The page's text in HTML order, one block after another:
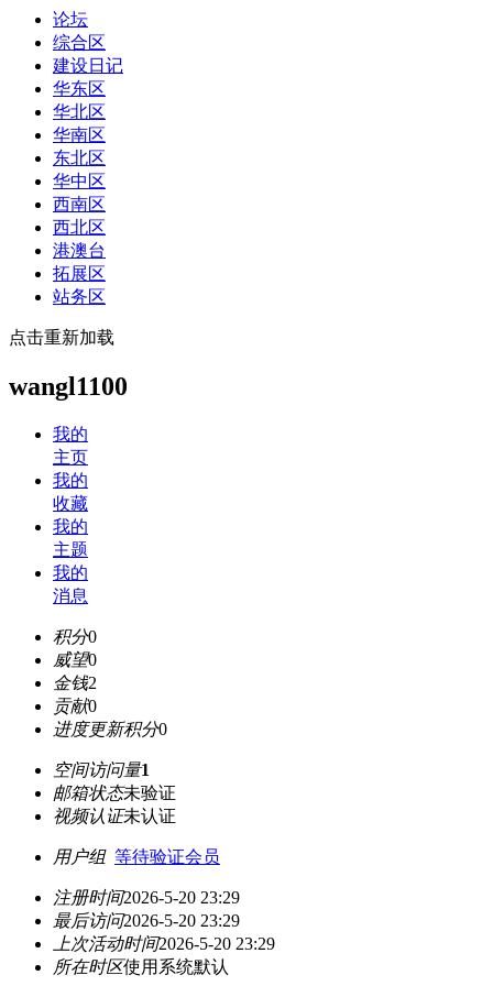
论坛
综合区
建设日记
华东区
华北区
华南区
东北区
华中区
西南区
西北区
港澳台
拓展区
站务区
点击重新加载
wangl1100
我的
主页
我的
收藏
我的
主题
我的
消息
积分0
威望0
金钱2
贡献0
进度更新积分0
空间访问量1
邮箱状态未验证
视频认证未认证
用户组 等待验证会员
注册时间2026-5-20 23:29
最后访问2026-5-20 23:29
上次活动时间2026-5-20 23:29
所在时区使用系统默认